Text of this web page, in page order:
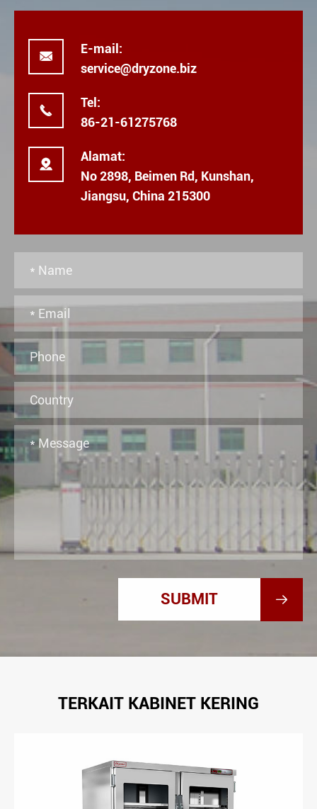

E-mail:
service@dryzone.biz

Tel:
86-21-61275768

Alamat:
No 2898, Beimen Rd, Kunshan,
Jiangsu, China 215300

TERKAIT KABINET KERING